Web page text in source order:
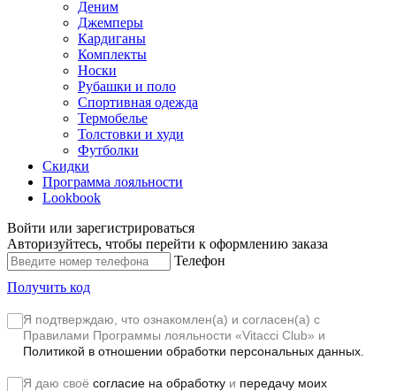
Деним
Джемперы
Кардиганы
Комплекты
Носки
Рубашки и поло
Спортивная одежда
Термобелье
Толстовки и худи
Футболки
Скидки
Программа лояльности
Lookbook
Войти или зарегистрироваться
Авторизуйтесь, чтобы перейти к оформлению заказа
Телефон
Получить код
Я подтверждаю, что ознакомлен(а) и согласен(а) с
Правилами Программы лояльности «Vitacci Club» и
Политикой в отношении обработки персональных данных.
Я даю своё согласие на обработку и передачу моих